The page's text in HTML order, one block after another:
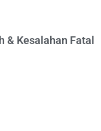
& Kesalahan Fatal